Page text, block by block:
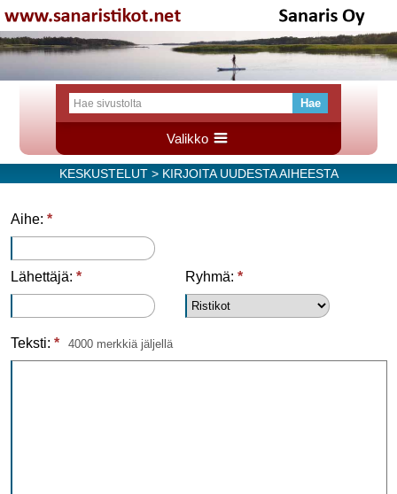
Valikko
KESKUSTELUT> KIRJOITA UUDESTA AIHEESTA
Aihe: *
Lähettäjä: * Ryhmä: *
Teksti: * 4000 merkkiä jäljellä